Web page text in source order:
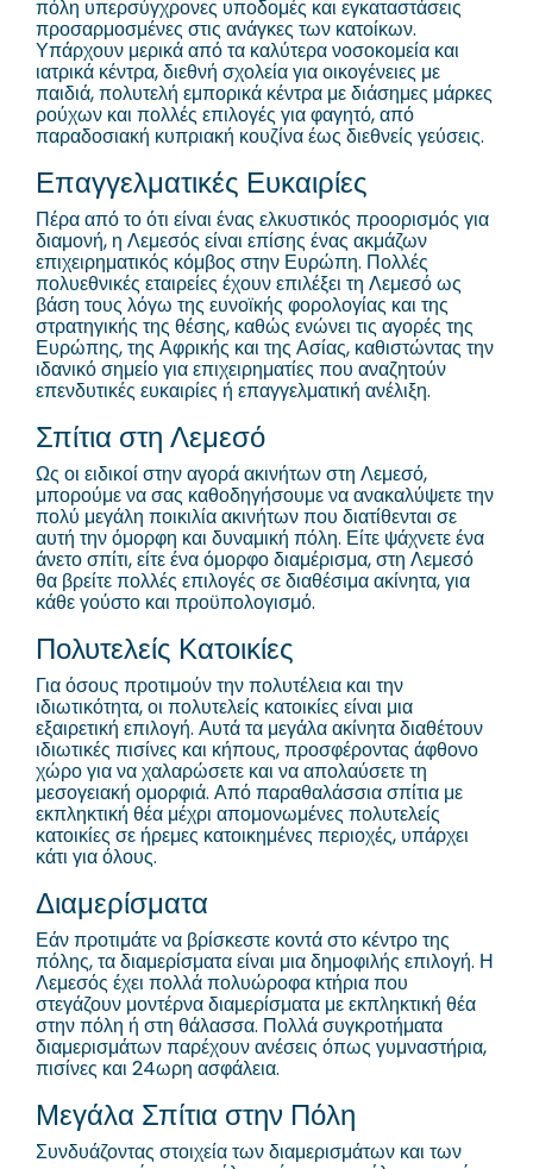
πόλη υπερσύγχρονες υποδομές και εγκαταστάσεις
προσαρμοσμένες στις ανάγκες των κατοίκων.
Υπάρχουν μερικά από τα καλύτερα νοσοκομεία και
ιατρικά κέντρα, διεθνή σχολεία για οικογένειες με
παιδιά, πολυτελή εμπορικά κέντρα με διάσημες μάρκες
ρούχων και πολλές επιλογές για φαγητό, από
παραδοσιακή κυπριακή κουζίνα έως διεθνείς γεύσεις.
Επαγγελματικές Ευκαιρίες
Πέρα από το ότι είναι ένας ελκυστικός προορισμός για
διαμονή, η Λεμεσός είναι επίσης ένας ακμάζων
επιχειρηματικός κόμβος στην Ευρώπη. Πολλές
πολυεθνικές εταιρείες έχουν επιλέξει τη Λεμεσό ως
βάση τους λόγω της ευνοϊκής φορολογίας και της
στρατηγικής της θέσης, καθώς ενώνει τις αγορές της
Ευρώπης, της Αφρικής και της Ασίας, καθιστώντας την
ιδανικό σημείο για επιχειρηματίες που αναζητούν
επενδυτικές ευκαιρίες ή επαγγελματική ανέλιξη.
Σπίτια στη Λεμεσό
Ως οι ειδικοί στην αγορά ακινήτων στη Λεμεσό,
μπορούμε να σας καθοδηγήσουμε να ανακαλύψετε την
πολύ μεγάλη ποικιλία ακινήτων που διατίθενται σε
αυτή την όμορφη και δυναμική πόλη. Είτε ψάχνετε ένα
άνετο σπίτι, είτε ένα όμορφο διαμέρισμα, στη Λεμεσό
θα βρείτε πολλές επιλογές σε διαθέσιμα ακίνητα, για
κάθε γούστο και προϋπολογισμό.
Πολυτελείς Κατοικίες
Για όσους προτιμούν την πολυτέλεια και την
ιδιωτικότητα, οι πολυτελείς κατοικίες είναι μια
εξαιρετική επιλογή. Αυτά τα μεγάλα ακίνητα διαθέτουν
ιδιωτικές πισίνες και κήπους, προσφέροντας άφθονο
χώρο για να χαλαρώσετε και να απολαύσετε τη
μεσογειακή ομορφιά. Από παραθαλάσσια σπίτια με
εκπληκτική θέα μέχρι απομονωμένες πολυτελείς
κατοικίες σε ήρεμες κατοικημένες περιοχές, υπάρχει
κάτι για όλους.
Διαμερίσματα
Εάν προτιμάτε να βρίσκεστε κοντά στο κέντρο της
πόλης, τα διαμερίσματα είναι μια δημοφιλής επιλογή. Η
Λεμεσός έχει πολλά πολυώροφα κτήρια που
στεγάζουν μοντέρνα διαμερίσματα με εκπληκτική θέα
στην πόλη ή στη θάλασσα. Πολλά συγκροτήματα
διαμερισμάτων παρέχουν ανέσεις όπως γυμναστήρια,
πισίνες και 24ωρη ασφάλεια.
Μεγάλα Σπίτια στην Πόλη
Συνδυάζοντας στοιχεία των διαμερισμάτων και των